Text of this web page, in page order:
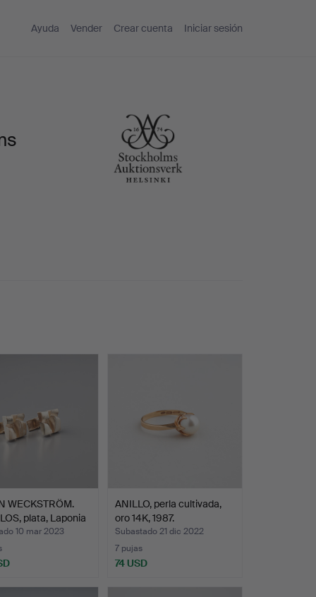
Ayuda Vender Crear cuenta Iniciar sesión
WECKSTRÖM.
plata, Laponia
10 mar 2023
ANILLO, perla cultivada,
oro 14K, 1987.
Subastado 21 dic 2022
7 pujas
74 USD